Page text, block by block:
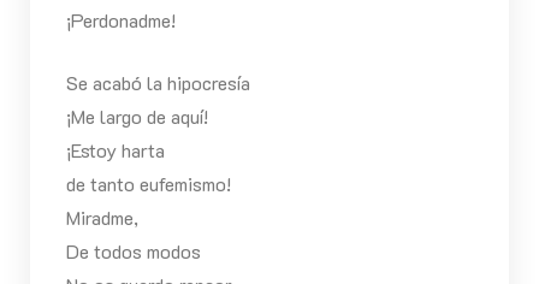
¡Perdonadme!
Se acabó la hipocresía
¡Me largo de aquí!
¡Estoy harta
de tanto eufemismo!
Miradme,
De todos modos